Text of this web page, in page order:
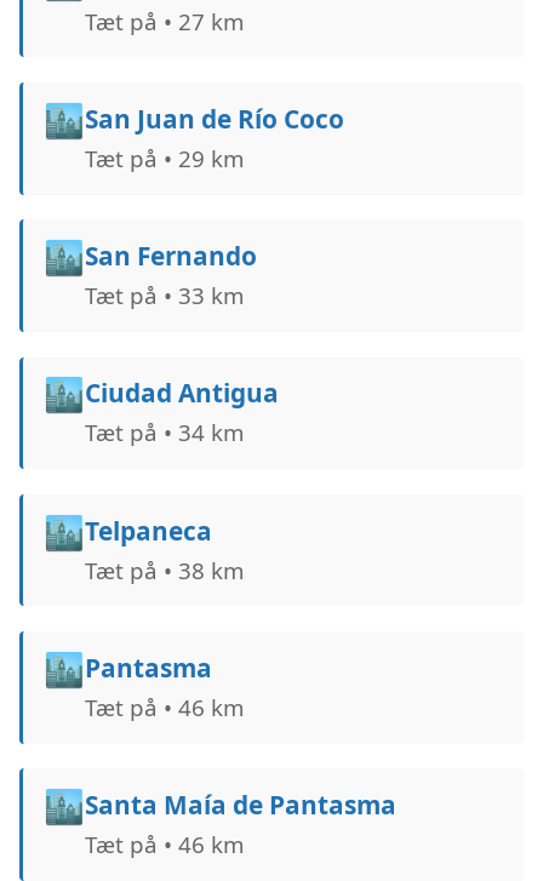
Tæt på • 27 km
🏙️San Juan de Río Coco
Tæt på • 29 km
🏙️San Fernando
Tæt på • 33 km
🏙️Ciudad Antigua
Tæt på • 34 km
🏙️Telpaneca
Tæt på • 38 km
🏙️Pantasma
Tæt på • 46 km
🏙️Santa Maía de Pantasma
Tæt på • 46 km